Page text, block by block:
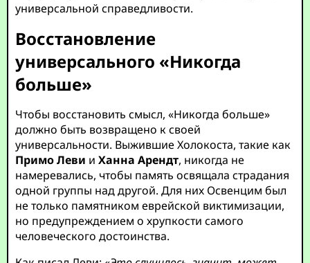
универсальной справедливости.
Восстановление
универсального «Никогда
больше»
Чтобы восстановить смысл, «Никогда больше»
должно быть возвращено к своей
универсальности. Выжившие Холокоста, такие как
Примо Леви иХанна Арендт, никогда не
намеревались, чтобы память освящала страдания
одной группы над другой. Для них Освенцим был
не только памятником еврейской виктимизации,
но предупреждением о хрупкости самого
человеческого достоинства.